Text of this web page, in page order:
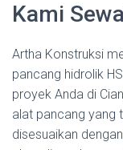
Kami
Artha Konstruksi
pancang hidrolik
proyek Anda di
alat pancang yang
disesuaikan